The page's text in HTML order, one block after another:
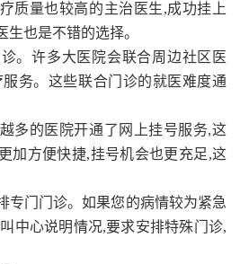
质量也较高的主治医生,成功挂上
也是不错的选择。
。许多大医院会联合周边社区医
务。这些联合门诊的就医难度通
多的医院开通了网上挂号服务,这
加方便快捷,挂号机会也更充足,这
专门门诊。如果您的病情较为紧急
中心说明情况,要求安排特殊门诊,